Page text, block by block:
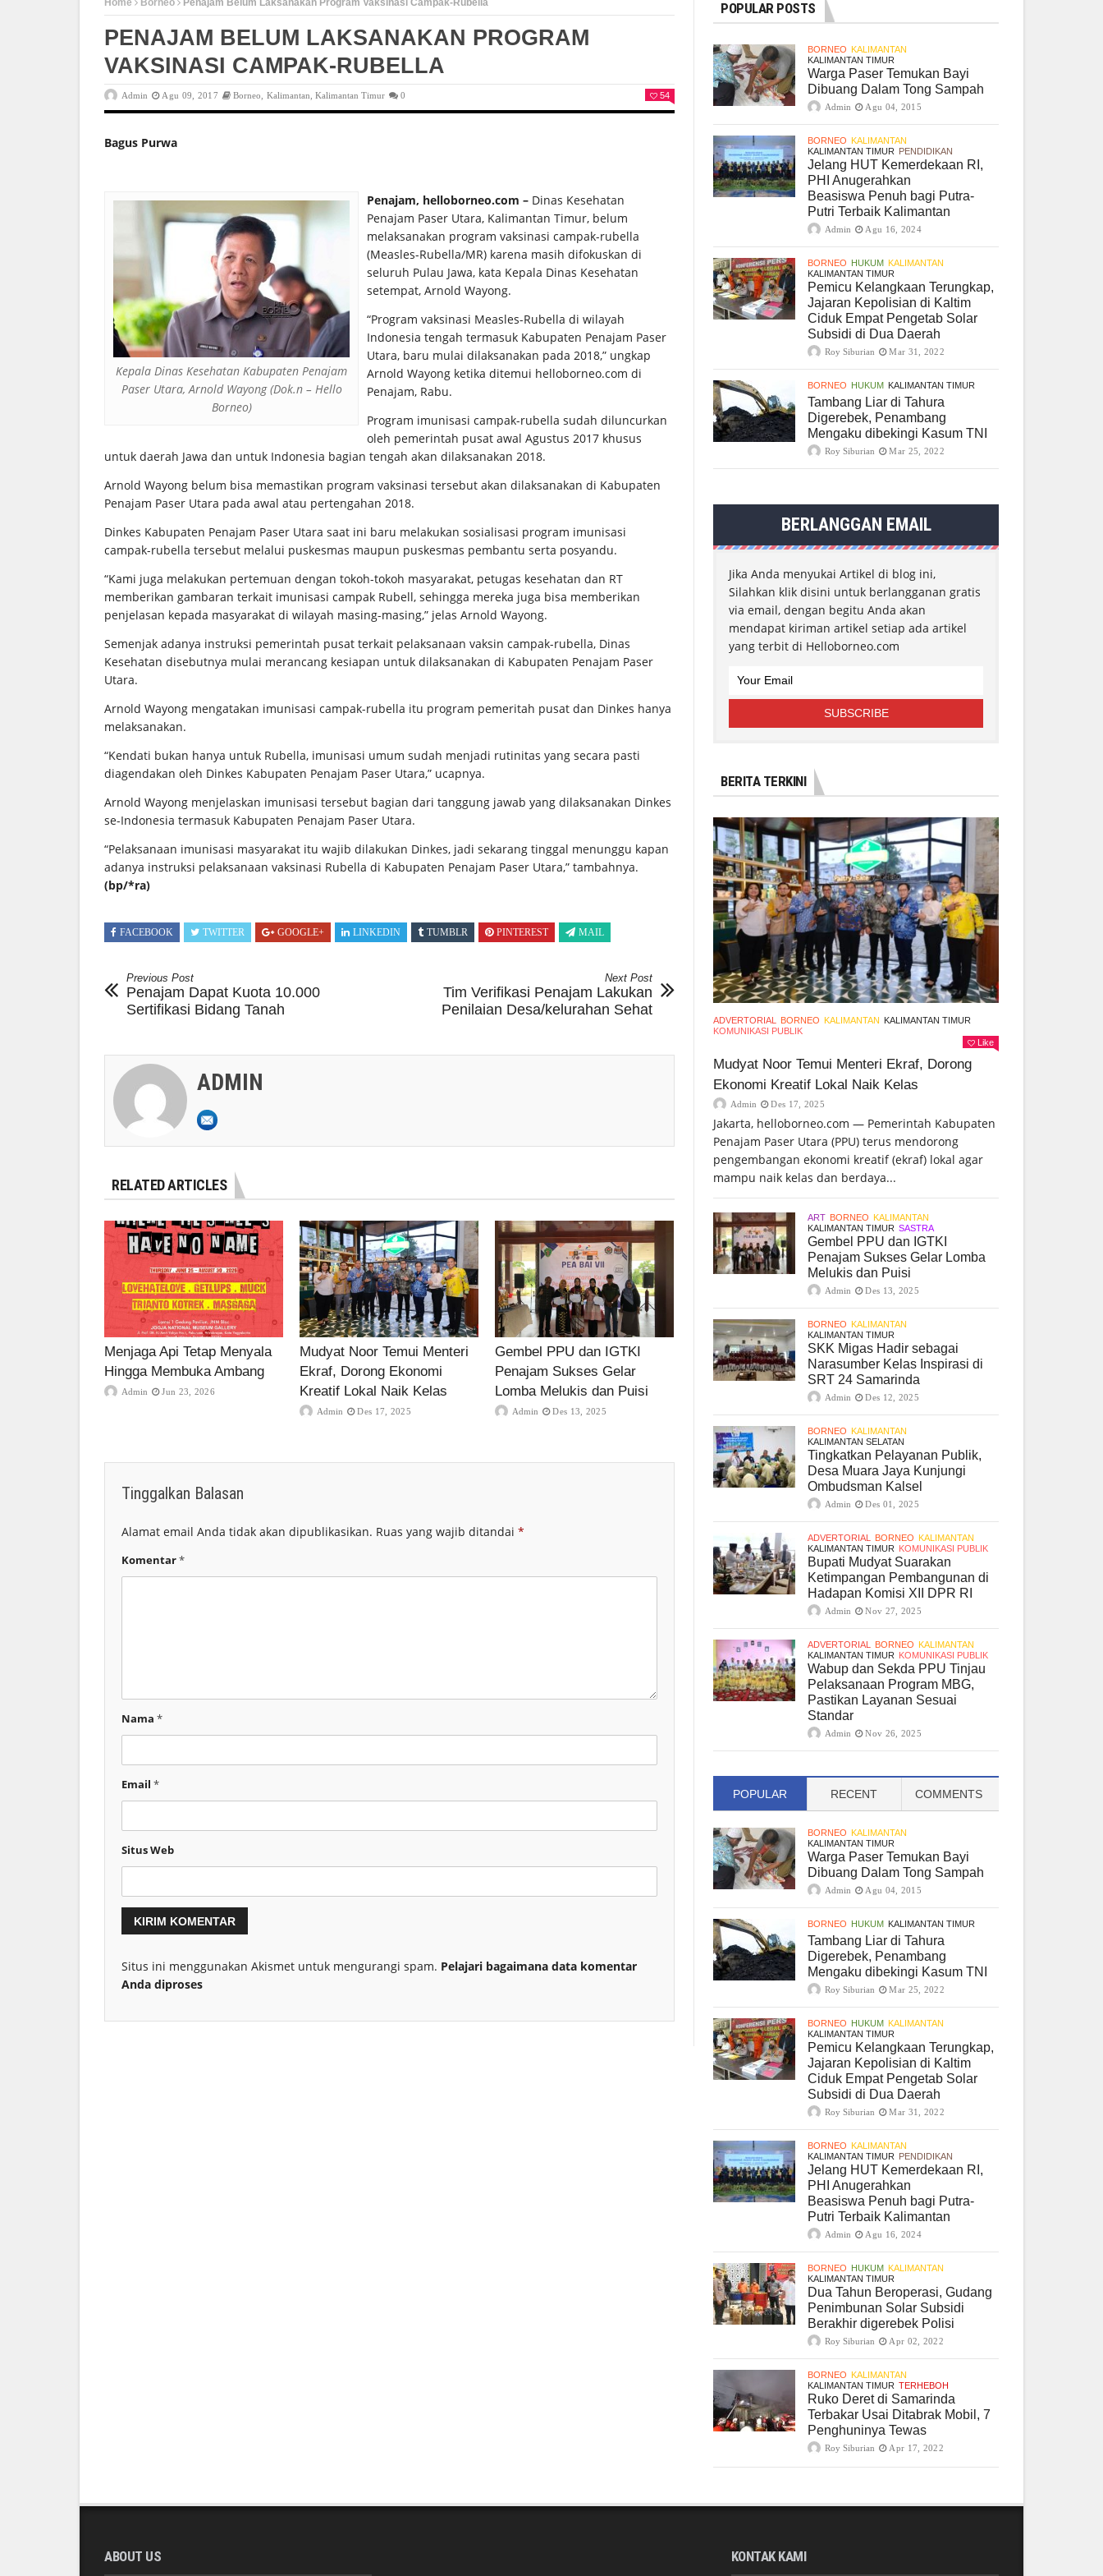
PENAJAM BELUM LAKSANAKAN PROGRAM
VAKSINASI CAMPAK-RUBELLA
Admin Agu 09, 2017 Borneo Kalimantan ,Kalimantan Timur 0 54
Bagus Purwa
Kepala Dinas Kesehatan Kabupaten Penajam
Paser Utara, Arnold Wayong (Dok.n – Hello
Borneo)
Penajam, helloborneo.com – Dinas Kesehatan
Penajam Paser Utara, Kalimantan Timur, belum
melaksanakan program vaksinasi campak-rubella
(Measles-Rubella/MR) karena masih difokuskan di
seluruh Pulau Jawa, kata Kepala Dinas Kesehatan
setempat, Arnold Wayong.
“Program vaksinasi Measles-Rubella di wilayah
Indonesia tengah termasuk Kabupaten Penajam Paser
Utara, baru mulai dilaksanakan pada 2018,” ungkap
Arnold Wayong ketika ditemui helloborneo.com di
Penajam, Rabu.
Program imunisasi campak-rubella sudah diluncurkan
oleh pemerintah pusat awal Agustus 2017 khusus
untuk daerah Jawa dan untuk Indonesia bagian tengah akan dilaksanakan 2018.
Arnold Wayong belum bisa memastikan program vaksinasi tersebut akan dilaksanakan di Kabupaten
Penajam Paser Utara pada awal atau pertengahan 2018.
Dinkes Kabupaten Penajam Paser Utara saat ini baru melakukan sosialisasi program imunisasi
campak-rubella tersebut melalui puskesmas maupun puskesmas pembantu serta posyandu.
“Kami juga melakukan pertemuan dengan tokoh-tokoh masyarakat, petugas kesehatan dan RT
memberikan gambaran terkait imunisasi campak Rubell, sehingga mereka juga bisa memberikan
penjelasan kepada masyarakat di wilayah masing-masing,” jelas Arnold Wayong.
Semenjak adanya instruksi pemerintah pusat terkait pelaksanaan vaksin campak-rubella, Dinas
Kesehatan disebutnya mulai merancang kesiapan untuk dilaksanakan di Kabupaten Penajam Paser
Utara.
Arnold Wayong mengatakan imunisasi campak-rubella itu program pemeritah pusat dan Dinkes hanya
melaksanakan.
“Kendati bukan hanya untuk Rubella, imunisasi umum sudah menjadi rutinitas yang secara pasti
diagendakan oleh Dinkes Kabupaten Penajam Paser Utara,” ucapnya.
Arnold Wayong menjelaskan imunisasi tersebut bagian dari tanggung jawab yang dilaksanakan Dinkes
se-Indonesia termasuk Kabupaten Penajam Paser Utara.
“Pelaksanaan imunisasi masyarakat itu wajib dilakukan Dinkes, jadi sekarang tinggal menunggu kapan
adanya instruksi pelaksanaan vaksinasi Rubella di Kabupaten Penajam Paser Utara,” tambahnya.
(bp/*ra)
FACEBOOK TWITTER GOOGLE+ LINKEDIN TUMBLR PINTEREST MAIL
Previous Post
Penajam Dapat Kuota 10.000
Sertifikasi Bidang Tanah
Next Post
Tim Verifikasi Penajam Lakukan
Penilaian Desa/kelurahan Sehat
ADMIN
RELATED ARTICLES
Menjaga Api Tetap Menyala
Hingga Membuka Ambang
Admin Jun 23, 2026
Mudyat Noor Temui Menteri
Ekraf, Dorong Ekonomi
Kreatif Lokal Naik Kelas
Admin Des 17, 2025
Gembel PPU dan IGTKI
Penajam Sukses Gelar
Lomba Melukis dan Puisi
Admin Des 13, 2025
Tinggalkan Balasan
Alamat email Anda tidak akan dipublikasikan. Ruas yang wajib ditandai *
Komentar*
Nama *
Email *
Situs Web
Situs ini menggunakan Akismet untuk mengurangi spam. Pelajari bagaimana data komentar
Anda diproses
POPULAR POSTS
BORNEO KALIMANTAN
KALIMANTAN TIMUR
Warga Paser Temukan Bayi
Dibuang Dalam Tong Sampah
Admin Agu 04, 2015
BORNEO KALIMANTAN
KALIMANTAN TIMUR PENDIDIKAN
Jelang HUT Kemerdekaan RI,
PHI Anugerahkan
Beasiswa Penuh bagi Putra-
Putri Terbaik Kalimantan
Admin Agu 16, 2024
BORNEO HUKUM KALIMANTAN
KALIMANTAN TIMUR
Pemicu Kelangkaan Terungkap,
Jajaran Kepolisian di Kaltim
Ciduk Empat Pengetab Solar
Subsidi di Dua Daerah
Roy Siburian Mar 31, 2022
BORNEO HUKUM KALIMANTAN TIMUR
Tambang Liar di Tahura
Digerebek, Penambang
Mengaku dibekingi Kasum TNI
Roy Siburian Mar 25, 2022
BERLANGGAN EMAIL
Jika Anda menyukai Artikel di blog ini,
Silahkan klik disini untuk berlangganan gratis
via email, dengan begitu Anda akan
mendapat kiriman artikel setiap ada artikel
yang terbit di Helloborneo.com
BERITA TERKINI
ADVERTORIAL BORNEO KALIMANTAN KALIMANTAN TIMUR
KOMUNIKASI PUBLIK
Like
Mudyat Noor Temui Menteri Ekraf, Dorong
Ekonomi Kreatif Lokal Naik Kelas
Admin Des 17, 2025
Jakarta, helloborneo.com — Pemerintah Kabupaten
Penajam Paser Utara (PPU) terus mendorong
pengembangan ekonomi kreatif (ekraf) lokal agar
mampu naik kelas dan berdaya...
ART BORNEO KALIMANTAN
KALIMANTAN TIMUR SASTRA
Gembel PPU dan IGTKI
Penajam Sukses Gelar Lomba
Melukis dan Puisi
Admin Des 13, 2025
BORNEO KALIMANTAN
KALIMANTAN TIMUR
SKK Migas Hadir sebagai
Narasumber Kelas Inspirasi di
SRT 24 Samarinda
Admin Des 12, 2025
BORNEO KALIMANTAN
KALIMANTAN SELATAN
Tingkatkan Pelayanan Publik,
Desa Muara Jaya Kunjungi
Ombudsman Kalsel
Admin Des 01, 2025
ADVERTORIAL BORNEO KALIMANTAN
KALIMANTAN TIMUR KOMUNIKASI PUBLIK
Bupati Mudyat Suarakan
Ketimpangan Pembangunan di
Hadapan Komisi XII DPR RI
Admin Nov 27, 2025
ADVERTORIAL BORNEO KALIMANTAN
KALIMANTAN TIMUR KOMUNIKASI PUBLIK
Wabup dan Sekda PPU Tinjau
Pelaksanaan Program MBG,
Pastikan Layanan Sesuai
Standar
Admin Nov 26, 2025
POPULAR RECENT COMMENTS
BORNEO KALIMANTAN
KALIMANTAN TIMUR
Warga Paser Temukan Bayi
Dibuang Dalam Tong Sampah
Admin Agu 04, 2015
BORNEO HUKUM KALIMANTAN TIMUR
Tambang Liar di Tahura
Digerebek, Penambang
Mengaku dibekingi Kasum TNI
Roy Siburian Mar 25, 2022
BORNEO HUKUM KALIMANTAN
KALIMANTAN TIMUR
Pemicu Kelangkaan Terungkap,
Jajaran Kepolisian di Kaltim
Ciduk Empat Pengetab Solar
Subsidi di Dua Daerah
Roy Siburian Mar 31, 2022
BORNEO KALIMANTAN
KALIMANTAN TIMUR PENDIDIKAN
Jelang HUT Kemerdekaan RI,
PHI Anugerahkan
Beasiswa Penuh bagi Putra-
Putri Terbaik Kalimantan
Admin Agu 16, 2024
BORNEO HUKUM KALIMANTAN
KALIMANTAN TIMUR
Dua Tahun Beroperasi, Gudang
Penimbunan Solar Subsidi
Berakhir digerebek Polisi
Roy Siburian Apr 02, 2022
BORNEO KALIMANTAN
KALIMANTAN TIMUR TERHEBOH
Ruko Deret di Samarinda
Terbakar Usai Ditabrak Mobil, 7
Penghuninya Tewas
Roy Siburian Apr 17, 2022
ABOUT US KONTAK KAMI